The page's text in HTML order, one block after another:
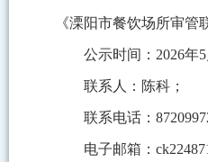
《溧阳市餐饮场所审
公示时间：2026年5
联系人：陈科；
联系电话：
电子邮箱：